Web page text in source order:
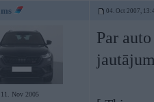
04. Oct 2007,
11. Nov 2005
Par